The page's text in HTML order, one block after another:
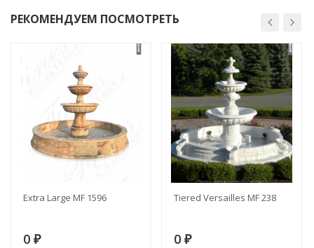
РЕКОМЕНДУЕМ ПОСМОТРЕТЬ
Extra Large MF 1596
0 ₽
Tiered Versailles MF 238
0 ₽